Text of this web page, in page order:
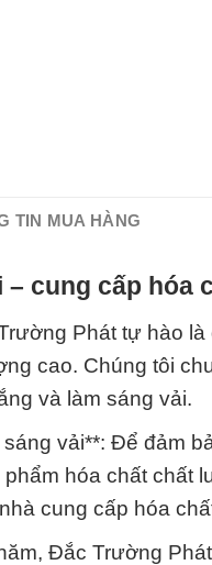
TIN MUA HÀNG
cung cấp hóa
Phát tự hào
cao. Chúng tôi
và làm sáng vải.
sáng vải**: Để đảm
hóa chất chất
cung cấp hóa
Đắc Trường